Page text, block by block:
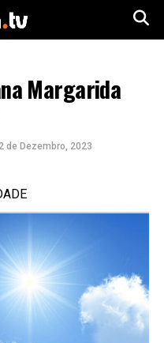
Margarida
de Dezembro, 2023